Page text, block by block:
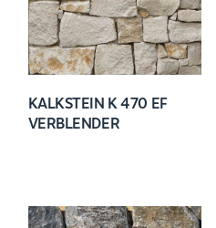
KALKSTEIN K 470 EF
VERBLENDER